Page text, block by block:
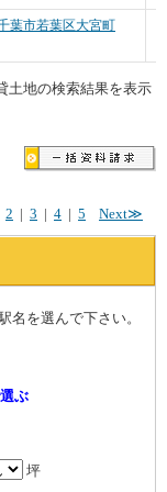
葉市若葉区大宮町
土地の検索結果を表示
2 | 3 | 4 | 5 Next≫
名を選んで下さい。
ぶ
坪